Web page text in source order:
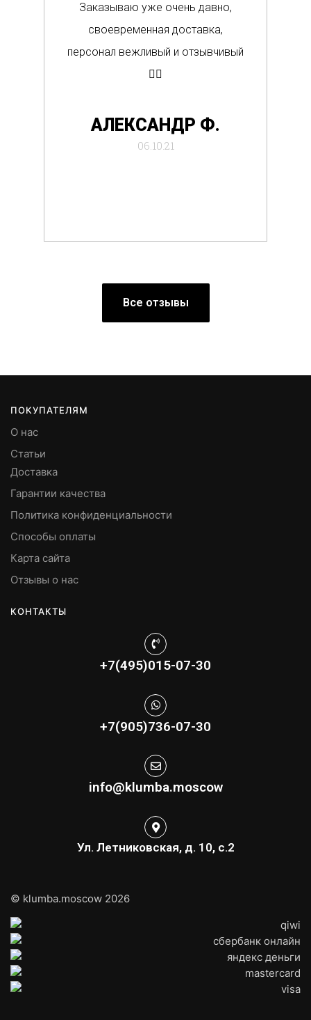
Заказываю уже очень давно,
своевременная доставка,
персонал вежливый и отзывчивый
👍🏼
АЛЕКСАНДР Ф.
06.10.21
Все отзывы
ПОКУПАТЕЛЯМ
О нас
Статьи
Доставка
Гарантии качества
Политика конфиденциальности
Способы оплаты
Карта сайта
Отзывы о нас
КОНТАКТЫ
+7(495)015-07-30
+7(905)736-07-30
info@klumba.moscow
Ул. Летниковская, д. 10, с.2
© klumba.moscow 2026